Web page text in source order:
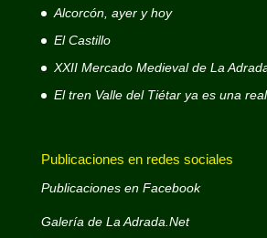
Alcorcón, ayer y hoy
El Castillo
XXII Mercado Medieval de La
El tren Valle del Tiétar ya es una
Publicaciones en redes sociales
Publicaciones en Facebook
Galería de La Adrada.Net